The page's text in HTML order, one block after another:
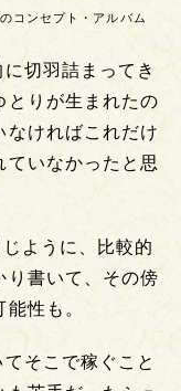
コンセプト・アルバム
切羽詰まってき
とりが生まれたの
なければこれだけ
ていなかったと思
ように、比較的
り書いて、その傍
性も。
そこで稼ぐこと